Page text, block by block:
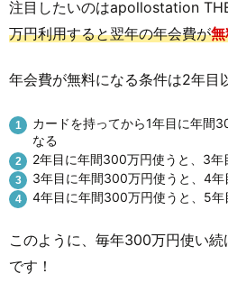
注目したいのはapollostation
万円利用すると翌年の年会費が
年会費が無料になる条件は2年目
カードを持ってから1年目に年間
なる
2年目に年間300万円使うと、3年
3年目に年間300万円使うと、4年
4年目に年間300万円使うと、5
このように、毎年300万円使い続
です！